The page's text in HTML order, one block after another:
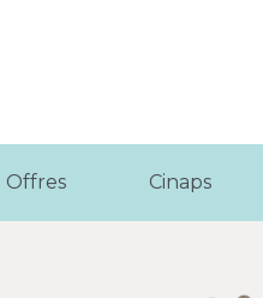
Offres Cinaps